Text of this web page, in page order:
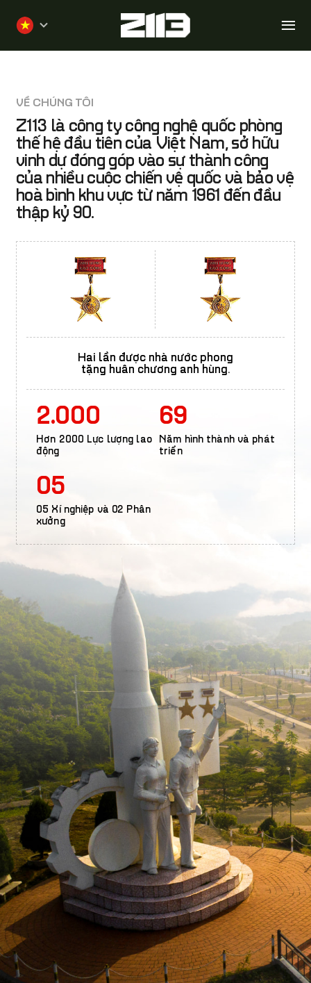
đến
dung
VỀ CHÚNG TÔI
Z113 là công ty công nghệ quốc phòng
thế hệ đầu tiên của Việt Nam, sở hữu
vinh dự đóng góp vào sự thành công
của nhiều cuộc chiến vệ quốc và bảo vệ
hoà bình khu vực từ năm 1961 đến đầu
thập kỷ 90.
Hai lần được nhà nước phong
tặng huân chương anh hùng.
2.000
Hơn 2000 Lực lượng lao
động
69
Năm hình thành và phát
triển
05
05 Xí nghiệp và 02 Phân
xưởng